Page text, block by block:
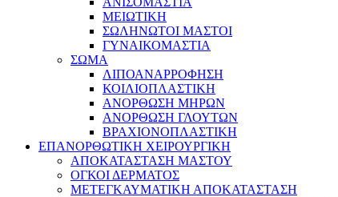
ΜΕΙΩΤΙΚΗ
ΣΩΛΗΝΩΤΟΙ ΜΑΣΤΟΙ
ΓΥΝΑΙΚΟΜΑΣΤΙΑ
ΣΩΜΑ
ΛΙΠΟΑΝΑΡΡΟΦΗΣΗ
ΚΟΙΛΙΟΠΛΑΣΤΙΚΗ
ΑΝΟΡΘΩΣΗ ΜΗΡΩΝ
ΑΝΟΡΘΩΣΗ ΓΛΟΥΤΩΝ
ΒΡΑΧΙΟΝΟΠΛΑΣΤΙΚΗ
ΕΠΑΝΟΡΘΩΤΙΚΗ ΧΕΙΡΟΥΡΓΙΚΗ
ΑΠΟΚΑΤΑΣΤΑΣΗ ΜΑΣΤΟΥ
ΟΓΚΟΙ ΔΕΡΜΑΤΟΣ
ΜΕΤΕΓΚΑΥΜΑΤΙΚΗ ΑΠΟΚΑΤΑΣΤΑΣΗ